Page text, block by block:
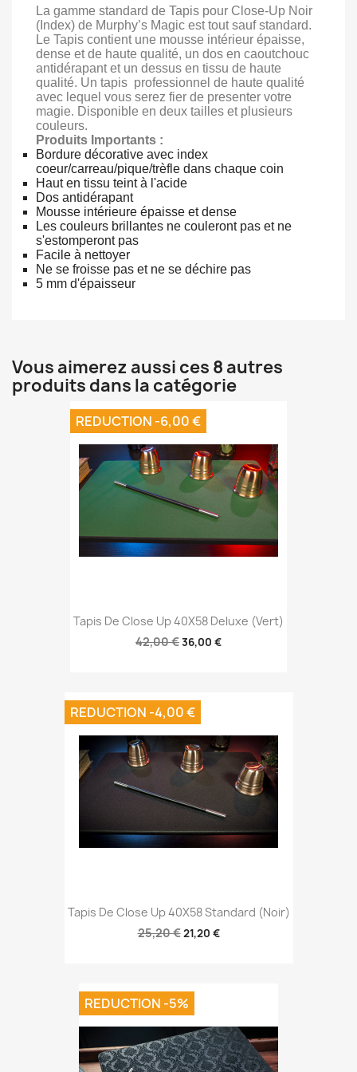
La gamme standard de Tapis pour Close-Up Noir
(Index) de Murphy’s Magic est tout sauf standard.
Le Tapis contient une mousse intérieur épaisse,
dense et de haute qualité, un dos en caoutchouc
antidérapant et un dessus en tissu de haute
qualité. Un tapis professionnel de haute qualité
avec lequel vous serez fier de presenter votre
magie. Disponible en deux tailles et plusieurs
couleurs.
Produits Importants :
Bordure décorative avec index
coeur/carreau/pique/trèfle dans chaque coin
Haut en tissu teint à l'acide
Dos antidérapant
Mousse intérieure épaisse et dense
Les couleurs brillantes ne couleront pas et ne
s'estomperont pas
Facile à nettoyer
Ne se froisse pas et ne se déchire pas
5 mm d'épaisseur
Vous aimerez aussi ces 8 autres
produits dans la catégorie
Tapis De Close Up 40X58 Deluxe (Vert)
42,00 €36,00 €
REDUCTION -6,00 €
Tapis De Close Up 40X58 Standard (Noir)
25,20 €21,20 €
REDUCTION -4,00 €
REDUCTION -5%